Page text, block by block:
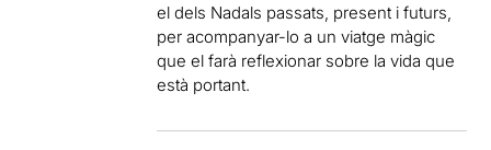
el dels Nadals passats, present i futurs,
per acompanyar-lo a un viatge màgic
que el farà reflexionar sobre la vida que
està portant.